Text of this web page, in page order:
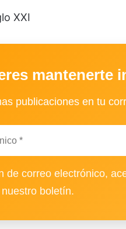
XXI
mantenerte
publicaciones en tu
de correo electrónico,
nuestro boletín.